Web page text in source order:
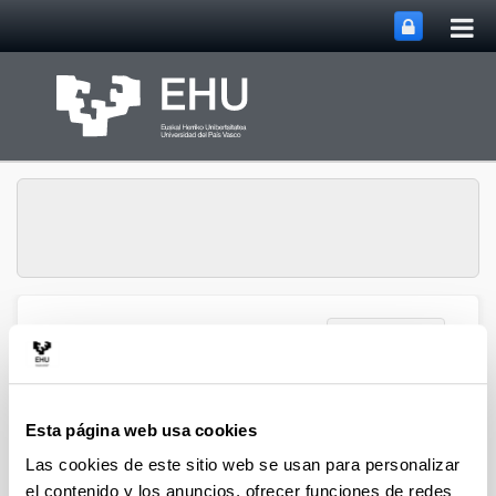
Esta página web usa cookies
Las cookies de este sitio web se usan para personalizar
el contenido y los anuncios, ofrecer funciones de redes
biomat
Difusión
El programa Hiri Gorrian (Euskal Irratia) entrevista a